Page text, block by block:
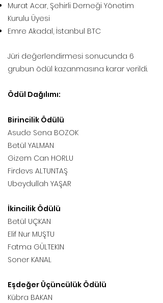
Murat Acar, Şehirli Derneği Yönetim
Kurulu Üyesi
Emre Akadal, İstanbul BTC
Jüri değerlendirmesi sonucunda 6
grubun ödül kazanmasına karar verildi.
Ödül Dağılımı:
Birincilik Ödülü
Asude Sena BOZOK
Betül YALMAN
Gizem Can HORLU
Firdevs ALTUNTAŞ
Ubeydullah YAŞAR
İkincilik Ödülü
Betül UÇKAN
Elif Nur MUŞTU
Fatma GÜLTEKIN
Soner KANAL
Eşdeğer Üçüncülük Ödülü
Kübra BAKAN